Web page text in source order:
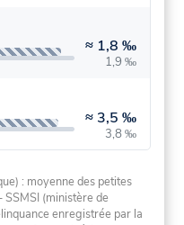
≈ 1,8 ‰
1,9 ‰
≈ 3,5 ‰
3,8 ‰
: moyenne des petites
- SSMSI (ministère de
enregistrée par la